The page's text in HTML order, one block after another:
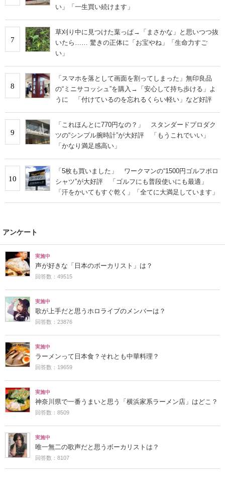
い」「一生買い続けます」
7
草刈り中に見つけた葉っぱ→「まさかな」と思いつつ抜
いたら…… 驚きの正体に「お宝やね」「生命力すご
い」
8
「スマホを落として画面を割ってしまった」無印良品
の“ミニサコッシュ”を購入→「安心して持ち歩ける」よ
うに 「付けているのを忘れるくらい軽い」など好評
9
「これほんとに770円なの？」 スタンダードプロダク
ツの“シンプル腕時計”が大好評 「もうこれでいい」
「かなり満足感高い」
10
「5枚も買いました」 ワークマンの“1500円ゴルフポロ
シャツ”が大好評 「ゴルフにも普段使いにも最適」
「汗をかいてもすぐ乾く」「全てに大満足しています」
アンケート
実施中
声が好きな「日本のボーカリスト」は？
回答数：49515
実施中
歌が上手だと思うホロライブのメンバーは？
回答数：23876
実施中
ラーメンって日本食？それとも中華料理？
回答数：19659
実施中
神奈川県で一番うまいと思う「横浜家系ラーメン店」はどこ？
回答数：8509
実施中
唯一無二の歌声だと思うボーカリストは？
回答数：8107